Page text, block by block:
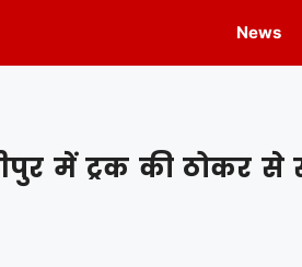
News
में ट्रक की ठोकर से